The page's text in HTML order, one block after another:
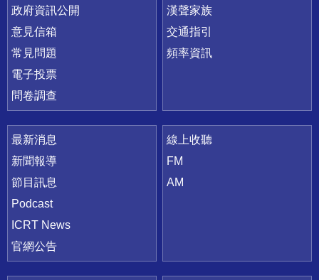
政府資訊公開
意見信箱
常見問題
電子投票
問卷調查
漢聲家族
交通指引
頻率資訊
最新消息
新聞報導
節目訊息
Podcast
ICRT News
官網公告
線上收聽
FM
AM